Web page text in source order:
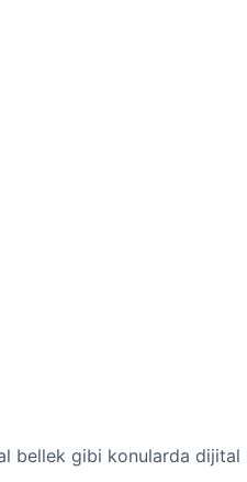
bellek gibi konularda